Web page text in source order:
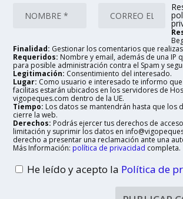
Finalidad: Gestionar los comentarios que
Requeridos: Nombre y email, además de una IP
para posible administración contra el Spam y
Legitimación: Consentimiento del interesado.
Lugar: Como usuario e interesado te informo
facilitas estarán ubicados en los servidores de
vigopeques.com dentro de la UE.
Tiempo: Los datos se mantendrán hasta que los
cierre la web.
Derechos: Podrás ejercer tus derechos de
limitación y suprimir los datos en
derecho a presentar una reclamación ante una
Más Información: política de privacidad completa.
He leído y acepto la Política de